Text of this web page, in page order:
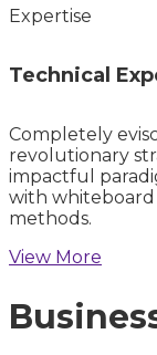
Expertise
Technical
Completely
revolutionary
impactful
with whiteboard
methods.
View More